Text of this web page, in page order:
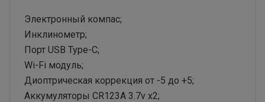
Электронный компас;
Инклинометр;
Порт USB Type-C;
Wi-Fi модуль;
Диоптрическая коррекция от -5 до +5;
Аккумуляторы CR123A 3.7v x2;